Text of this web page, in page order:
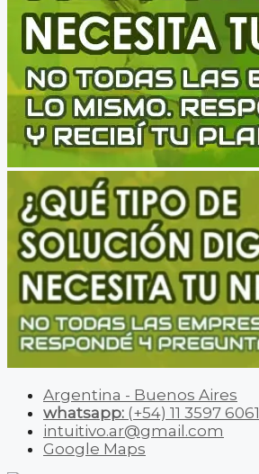
Argentina - Buenos Aires
whatsapp: (+54) 11 3597 6061
intuitivo.ar@gmail.com
Google Maps